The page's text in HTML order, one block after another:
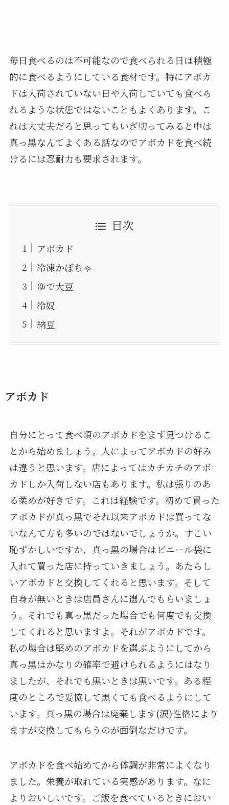
毎日食べるのは不可能なので食べられる日は積極
的に食べるようにしている食材です。特にアボカ
ドは入荷されていない日や入荷していても食べら
れるような状態ではないこともよくあります。こ
れは大丈夫だろと思ってもいざ切ってみると中は
真っ黒なんてよくある話なのでアボカドを食べ続
けるには忍耐力も要求されます。
目次
アボカド
冷凍かぼちゃ
ゆで大豆
冷奴
納豆
アボカド
自分にとって食べ頃のアボカドをまず見つけるこ
とから始めましょう。人によってアボカドの好み
は違うと思います。店によってはカチカチのアボ
カドしか入荷しない店もあります。私は張りのあ
る柔めが好きです。これは経験です。初めて買った
アボカドが真っ黒でそれ以来アボカドは買ってな
いなんて方も多いのではないでしょうか。すこい
恥ずかしいですか、真っ黒の場合はビニール袋に
入れて買った店に持っていきましょう。あたらし
いアボカドと交換してくれると思います。そして
自身が無いときは店員さんに選んでもらいましょ
う。それでも真っ黒だった場合でも何度でも交換
してくれると思いますよ。それがアボカドです。
私の場合は堅めのアボカドを選ぶようにしてから
真っ黒はかなりの確率で避けられるようにはなり
ましたが、それでも黒いときは黒いです。ある程
度のところで妥協して黒くても食べるようにして
います。真っ黒の場合は廃棄します(涙)性格により
ますが交換してもらうのが面倒なだけです。
アボカドを食べ始めてから体調が非常によくなり
ました。栄養が取れている実感があります。なに
よりおいしいです。ご飯を食べているときにおい